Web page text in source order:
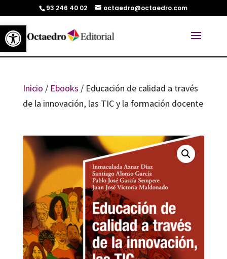
Abrir barra de herramientas
93 246 40 02 octaedro@octaedro.com
Inicio / Ebooks / Educación de calidad a través
de la innovación, las TIC y la formación docente